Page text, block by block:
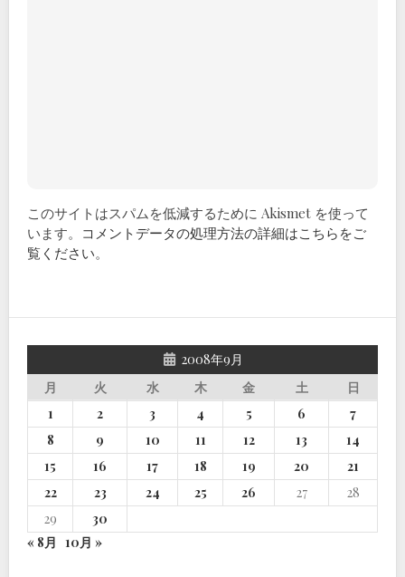
このサイトはスパムを低減するために Akismet を使って
います。 コメントデータの処理方法の詳細はこちらをご
覧ください。
2008年9月
月
火 水 木 金 土
日
1
2 3 4 5 6
7
8
9 10 11 12 13
14
15
16 17 18 19 20
21
22
23 24 25 26 27
28
29
30
« 8月 10月 »